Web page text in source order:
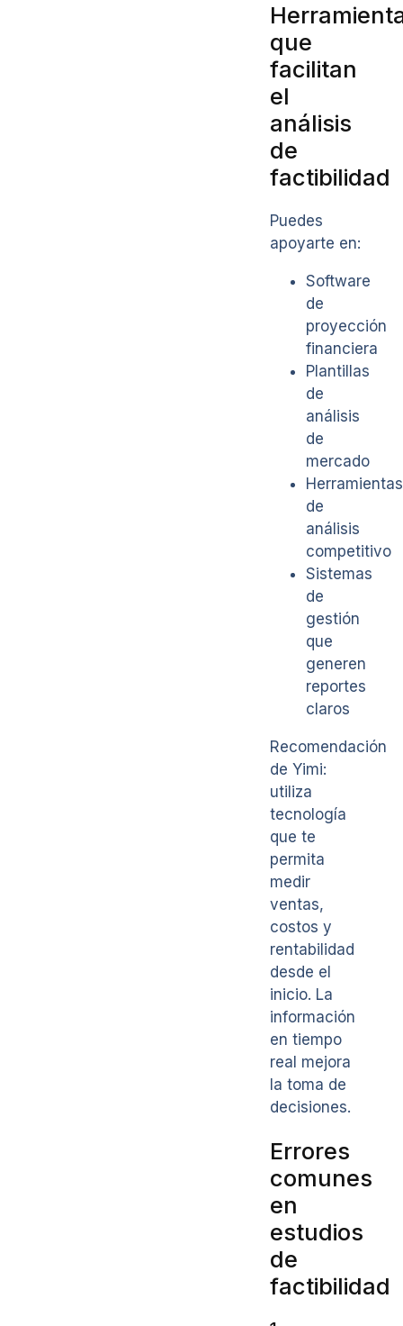
que
facilitan
el
análisis
de
factibilidad
Puedes
apoyarte en:
Software
de
proyección
financiera
Plantillas
de
análisis
de
mercado
Herramientas
de
análisis
competitivo
Sistemas
de
gestión
que
generen
reportes
claros
Recomendación
de Yimi:
utiliza
tecnología
que te
permita
medir
ventas,
costos y
rentabilidad
desde el
inicio. La
información
en tiempo
real mejora
la toma de
decisiones.
Errores
comunes
en
estudios
de
factibilidad